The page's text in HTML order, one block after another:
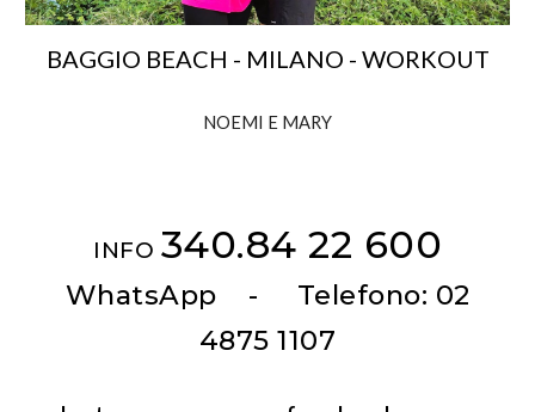
BAGGIO BEACH - MILANO - WORKOUT
NOEMI E MARY
INFO 340.84 22 600
WhatsApp - Telefono: 02
4875 1107